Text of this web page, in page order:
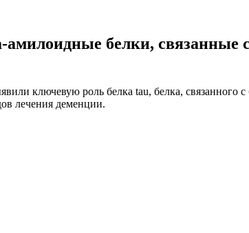
амилоидные белки,
ключевую роль белка tau, белка,
лечения деменции.